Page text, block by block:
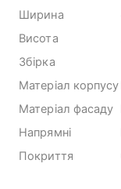
Ширина
Висота
Збірка
Матеріал корпусу
Матеріал фасаду
Напрямні
Покриття